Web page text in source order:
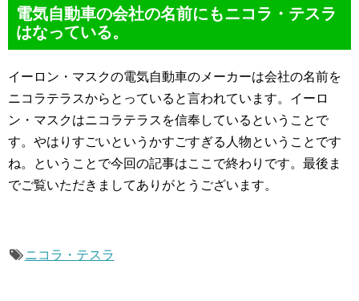
電気自動車の会社の名前にもニコラ・テスラ
はなっている。
イーロン・マスクの電気自動車のメーカーは会社の名前を
ニコラテラスからとっていると言われています。イーロ
ン・マスクはニコラテラスを信奉しているということで
す。やはりすごいというかすごすぎる人物ということです
ね。ということで今回の記事はここで終わりです。最後ま
でご覧いただきましてありがとうございます。
ニコラ・テスラ